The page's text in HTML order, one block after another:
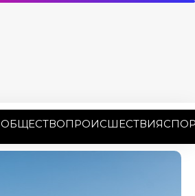
ОБЩЕСТВОПРОИСШЕСТВИЯ